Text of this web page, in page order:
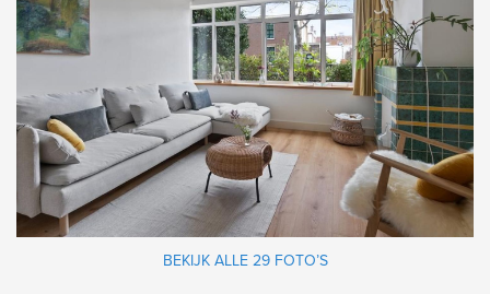
BEKIJK ALLE 29 FOTO’S